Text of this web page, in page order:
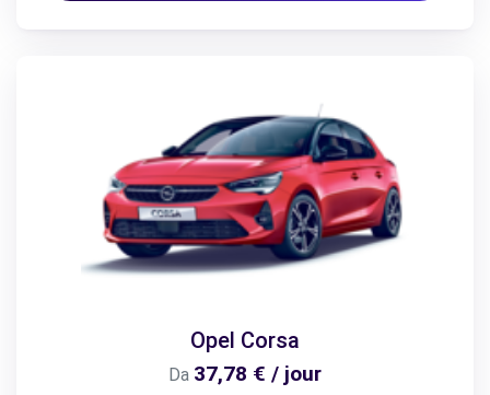
Opel Corsa
Da 37,78 € / jour